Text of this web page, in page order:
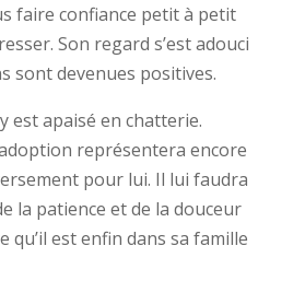
faire confiance petit à petit
Son regard s’est adouci
sont devenues positives.
est apaisé en chatterie.
représentera encore
pour lui. Il lui faudra
la patience et de la douceur
qu’il est enfin dans sa famille